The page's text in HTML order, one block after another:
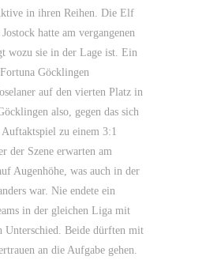
in ihren Reihen. Die Elf
hatte am vergangenen
wozu sie in der Lage ist. Ein
Göcklingen
auf den vierten Platz in
also, gegen das sich
zu einem 3:1
der Szene erwarten am
Augenhöhe, was auch in der
war. Nie endete ein
in der gleichen Liga mit
Unterschied. Beide dürften mit
an die Aufgabe gehen.